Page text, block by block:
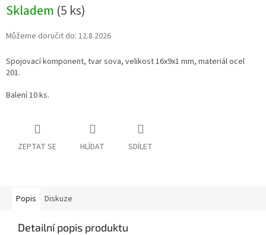
Skladem (5 ks)
Můžeme doručit do: 12.8.2026
Spojovací komponent, tvar sova, velikost 16x9x1 mm, materiál ocel
201.
Balení 10 ks.
ZEPTAT SE HLÍDAT SDÍLET
Popis Diskuze
Detailní popis produktu